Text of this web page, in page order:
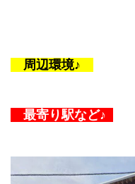
周辺環境♪
最寄り駅など♪